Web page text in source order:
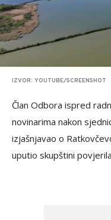
IZVOR: YOUTUBE/SCREENSHOT
Član Odbora ispred
novinarima nakon
izjašnjavao o
uputio skupštini